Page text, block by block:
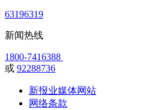
63196319
新闻热线
1800-7416388
或 92288736
新报业媒体网站
网络条款